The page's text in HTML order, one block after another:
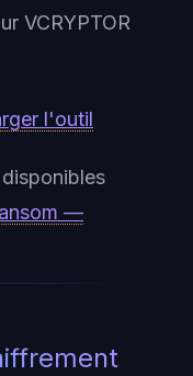
VCRYPTOR
l'outil
—